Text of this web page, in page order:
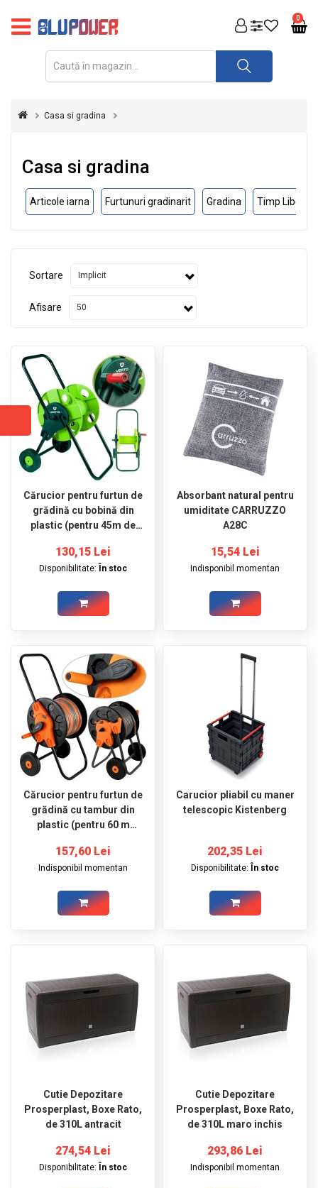
0
FOTOVOLTAICE
REDRESOARE
ECHIPAMENTE
ELECTRICE
ECHIPAMENTE
PROTECȚIE
KITURI
FOTOVOLTAICE
Casa si gradina
Casa si gradina
Articole iarna Furtunuri gradinarit Gradina Timp Liber
Sortare
Afisare
Cărucior pentru furtun de
grădină cu bobină din
plastic (pentru 45m de
furtun de 5/8"; 15m de
furtun de 3/4") VERTO
130,15 Lei
Disponibilitate: În stoc
Absorbant natural pentru
umiditate CARRUZZO
A28C
15,54 Lei
Indisponibil momentan
Cărucior pentru furtun de
grădină cu tambur din
plastic (pentru 60 m
3/4") NEO
157,60 Lei
Indisponibil momentan
Carucior pliabil cu maner
telescopic Kistenberg
202,35 Lei
Disponibilitate: În stoc
Cutie Depozitare
Prosperplast, Boxe Rato,
de 310L antracit
274,54 Lei
Disponibilitate: În stoc
Cutie Depozitare
Prosperplast, Boxe Rato,
de 310L maro inchis
293,86 Lei
Indisponibil momentan